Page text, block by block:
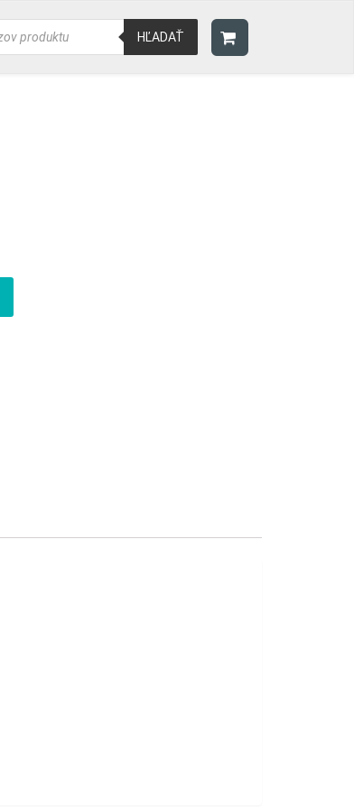
HĽADAŤ